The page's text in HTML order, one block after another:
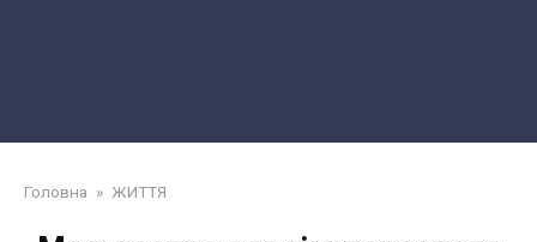
Головна » ЖИТТЯ